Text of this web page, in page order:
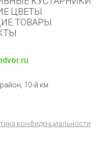
ЦВЕТЫ
ТОВАРЫ
10-й км
конфиденциальности